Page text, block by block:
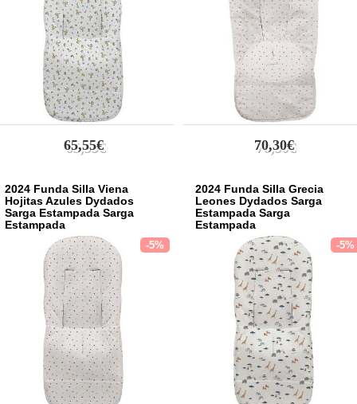
65,55€ 70,30€
2024 Funda Silla Viena
Hojitas Azules Dydados
Sarga Estampada Sarga
Estampada
-5%
2024 Funda Silla Grecia
Leones Dydados Sarga
Estampada Sarga
Estampada
-5%